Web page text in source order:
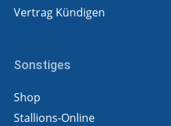
Vertrag Kündigen
Sonstiges
Shop
Stallions-Online